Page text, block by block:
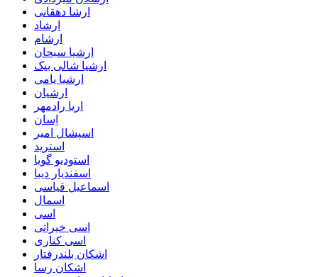
ارشا دهقانی
ارشاد
ارشام
ارشیا سبحان
ارشیا شالی بیک
ارشیا یامی
ارشیان
اریا رادمهر
اِسان
اسپشال امیر
استرید
استودیو گویا
اسفندیار دیبا
اسماعیل قیاسی
اسمال
اسی
اسی خیراتی
اسی کناری
اشکان بلندرفتار
اشکان رسا